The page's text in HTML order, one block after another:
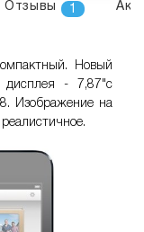
Отзывы 1
Новый
дисплея - 7,87"с
Изображение на